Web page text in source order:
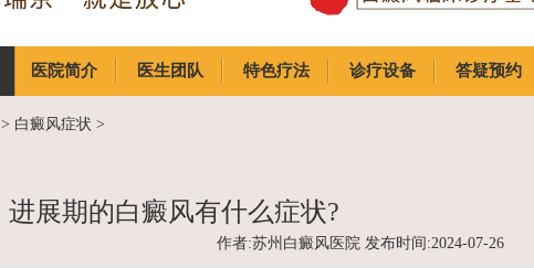
医院简介
医院简介
医生团队 特色疗法 诊疗设备 答疑预约
> 白癜风症状 >
进展期的白癜风有什么症状?
作者:苏州白癜风医院 发布时间:2024-07-26